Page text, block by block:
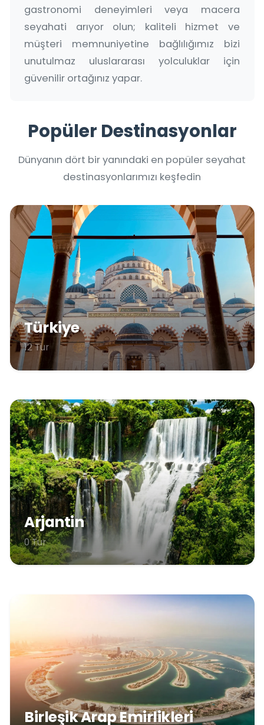
gastronomi deneyimleri veya macera
seyahati arıyor olun; kaliteli hizmet ve
müşteri memnuniyetine bağlılığımız bizi
unutulmaz uluslararası yolculuklar için
güvenilir ortağınız yapar.
Popüler Destinasyonlar
Dünyanın dört bir yanındaki en popüler seyahat
destinasyonlarımızı keşfedin
Türkiye
12 Tur
Arjantin
0 Tur
Birleşik Arap Emirlikleri